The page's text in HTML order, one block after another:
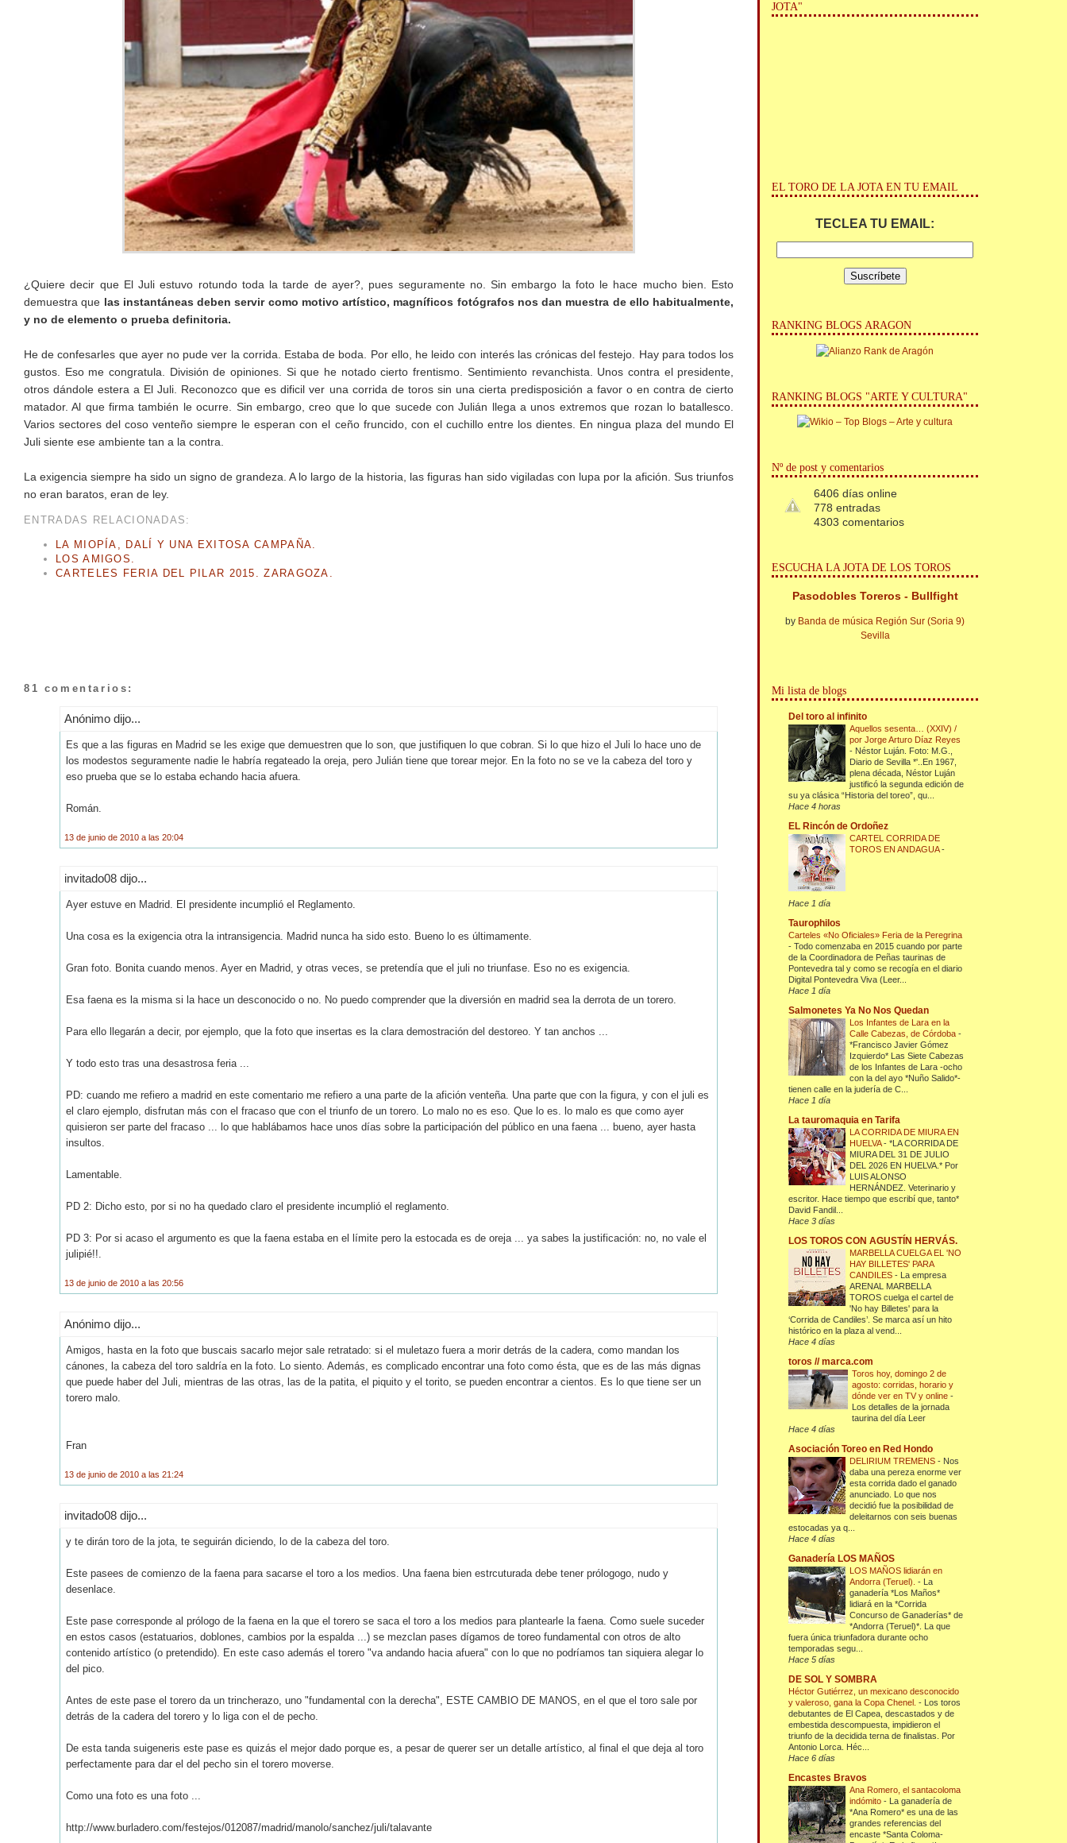
¿Quiere decir que El Juli estuvo rotundo toda la tarde de ayer?, pues seguramente no. Sin embargo la foto le hace mucho bien. Esto
demuestra que las instantáneas deben servir como motivo artístico, magníficos fotógrafos nos dan muestra de ello habitualmente,
y no de elemento o prueba definitoria.
He de confesarles que ayer no pude ver la corrida. Estaba de boda. Por ello, he leido con interés las crónicas del festejo. Hay para todos los
gustos. Eso me congratula. División de opiniones. Si que he notado cierto frentismo. Sentimiento revanchista. Unos contra el presidente,
otros dándole estera a El Juli. Reconozco que es dificil ver una corrida de toros sin una cierta predisposición a favor o en contra de cierto
matador. Al que firma también le ocurre. Sin embargo, creo que lo que sucede con Julián llega a unos extremos que rozan lo batallesco.
Varios sectores del coso venteño siempre le esperan con el ceño fruncido, con el cuchillo entre los dientes. En ningua plaza del mundo El
Juli siente ese ambiente tan a la contra.
La exigencia siempre ha sido un signo de grandeza. A lo largo de la historia, las figuras han sido vigiladas con lupa por la afición. Sus triunfos
no eran baratos, eran de ley.
ENTRADAS RELACIONADAS:
LA MIOPÍA, DALÍ Y UNA EXITOSA CAMPAÑA.
LOS AMIGOS.
CARTELES FERIA DEL PILAR 2015. ZARAGOZA.
81 comentarios:
Anónimo dijo...
Es que a las figuras en Madrid se les exige que demuestren que lo son, que justifiquen lo que cobran. Si lo que hizo el Juli lo hace uno de
los modestos seguramente nadie le habría regateado la oreja, pero Julián tiene que torear mejor. En la foto no se ve la cabeza del toro y
eso prueba que se lo estaba echando hacia afuera.
Román.
13 de junio de 2010 a las 20:04
invitado08 dijo...
Ayer estuve en Madrid. El presidente incumplió el Reglamento.
Una cosa es la exigencia otra la intransigencia. Madrid nunca ha sido esto. Bueno lo es últimamente.
Gran foto. Bonita cuando menos. Ayer en Madrid, y otras veces, se pretendía que el juli no triunfase. Eso no es exigencia.
Esa faena es la misma si la hace un desconocido o no. No puedo comprender que la diversión en madrid sea la derrota de un torero.
Para ello llegarán a decir, por ejemplo, que la foto que insertas es la clara demostración del destoreo. Y tan anchos ...
Y todo esto tras una desastrosa feria ...
PD: cuando me refiero a madrid en este comentario me refiero a una parte de la afición venteña. Una parte que con la figura, y con el juli es
el claro ejemplo, disfrutan más con el fracaso que con el triunfo de un torero. Lo malo no es eso. Que lo es. lo malo es que como ayer
quisieron ser parte del fracaso ... lo que hablábamos hace unos días sobre la participación del público en una faena ... bueno, ayer hasta
insultos.
Lamentable.
PD 2: Dicho esto, por si no ha quedado claro el presidente incumplió el reglamento.
PD 3: Por si acaso el argumento es que la faena estaba en el límite pero la estocada es de oreja ... ya sabes la justificación: no, no vale el
julipié!!.
13 de junio de 2010 a las 20:56
Anónimo dijo...
Amigos, hasta en la foto que buscais sacarlo mejor sale retratado: si el muletazo fuera a morir detrás de la cadera, como mandan los
cánones, la cabeza del toro saldría en la foto. Lo siento. Además, es complicado encontrar una foto como ésta, que es de las más dignas
que puede haber del Juli, mientras de las otras, las de la patita, el piquito y el torito, se pueden encontrar a cientos. Es lo que tiene ser un
torero malo.
Fran
13 de junio de 2010 a las 21:24
invitado08 dijo...
y te dirán toro de la jota, te seguirán diciendo, lo de la cabeza del toro.
Este pasees de comienzo de la faena para sacarse el toro a los medios. Una faena bien estrcuturada debe tener prólogogo, nudo y
desenlace.
Este pase corresponde al prólogo de la faena en la que el torero se saca el toro a los medios para plantearle la faena. Como suele suceder
en estos casos (estatuarios, doblones, cambios por la espalda ...) se mezclan pases dígamos de toreo fundamental con otros de alto
contenido artístico (o pretendido). En este caso además el torero "va andando hacia afuera" con lo que no podríamos tan siquiera alegar lo
del pico.
Antes de este pase el torero da un trincherazo, uno "fundamental con la derecha", ESTE CAMBIO DE MANOS, en el que el toro sale por
detrás de la cadera del torero y lo liga con el de pecho.
De esta tanda suigeneris este pase es quizás el mejor dado porque es, a pesar de querer ser un detalle artístico, al final el que deja al toro
perfectamente para dar el del pecho sin el torero moverse.
Como una foto es una foto ...
http://www.burladero.com/festejos/012087/madrid/manolo/sanchez/juli/talavante
JOTA"
EL TORO DE LA JOTA EN TU EMAIL
TECLEA TU EMAIL:
RANKING BLOGS ARAGON
RANKING BLOGS "ARTE Y CULTURA"
Nº de post y comentarios
6406 días online
778 entradas
4303 comentarios
ESCUCHA LA JOTA DE LOS TOROS
Pasodobles Toreros - Bullfight
by Banda de música Región Sur (Soria 9)
Sevilla
Mi lista de blogs
Del toro al infinito
Aquellos sesenta… (XXIV) /
por Jorge Arturo Díaz Reyes
- Néstor Luján. Foto: M.G.,
Diario de Sevilla *'..En 1967,
plena década, Néstor Luján
justificó la segunda edición de
su ya clásica “Historia del toreo”, qu...
Hace 4 horas
EL Rincón de Ordoñez
CARTEL CORRIDA DE
TOROS EN ANDAGUA-
Hace 1 día
Taurophilos
Carteles «No Oficiales» Feria de la Peregrina
-Todo comenzaba en 2015 cuando por parte
de la Coordinadora de Peñas taurinas de
Pontevedra tal y como se recogía en el diario
Digital Pontevedra Viva (Leer...
Hace 1 día
Salmonetes Ya No Nos Quedan
Los Infantes de Lara en la
Calle Cabezas, de Córdoba-
*Francisco Javier Gómez
Izquierdo* Las Siete Cabezas
de los Infantes de Lara -ocho
con la del ayo *Nuño Salido*-
tienen calle en la judería de C...
Hace 1 día
La tauromaquia en Tarifa
LA CORRIDA DE MIURA EN
HUELVA-*LA CORRIDA DE
MIURA DEL 31 DE JULIO
DEL 2026 EN HUELVA.* Por
LUIS ALONSO
HERNÁNDEZ. Veterinario y
escritor. Hace tiempo que escribí que, tanto*
David Fandil...
Hace 3 días
LOS TOROS CON AGUSTÍN HERVÁS.
MARBELLA CUELGA EL 'NO
HAY BILLETES' PARA
CANDILES- La empresa
ARENAL MARBELLA
TOROS cuelga el cartel de
'No hay Billetes' para la
‘Corrida de Candiles’. Se marca así un hito
histórico en la plaza al vend...
Hace 4 días
toros // marca.com
Toros hoy, domingo 2 de
agosto: corridas, horario y
dónde ver en TV y online-
Los detalles de la jornada
taurina del día Leer
Hace 4 días
Asociación Toreo en Red Hondo
DELIRIUM TREMENS- Nos
daba una pereza enorme ver
esta corrida dado el ganado
anunciado. Lo que nos
decidió fue la posibilidad de
deleitarnos con seis buenas
estocadas ya q...
Hace 4 días
Ganadería LOS MAÑOS
LOS MAÑOS lidiarán en
Andorra (Teruel).- La
ganadería *Los Maños*
lidiará en la *Corrida
Concurso de Ganaderías* de
*Andorra (Teruel)*. La que
fuera única triunfadora durante ocho
temporadas segu...
Hace 5 días
DE SOL Y SOMBRA
Héctor Gutiérrez, un mexicano desconocido
y valeroso, gana la Copa Chenel.- Los toros
debutantes de El Capea, descastados y de
embestida descompuesta, impidieron el
triunfo de la decidida terna de finalistas. Por
Antonio Lorca. Héc...
Hace 6 días
Encastes Bravos
Ana Romero, el santacoloma
indómito- La ganadería de
*Ana Romero* es una de las
grandes referencias del
encaste *Santa Coloma-